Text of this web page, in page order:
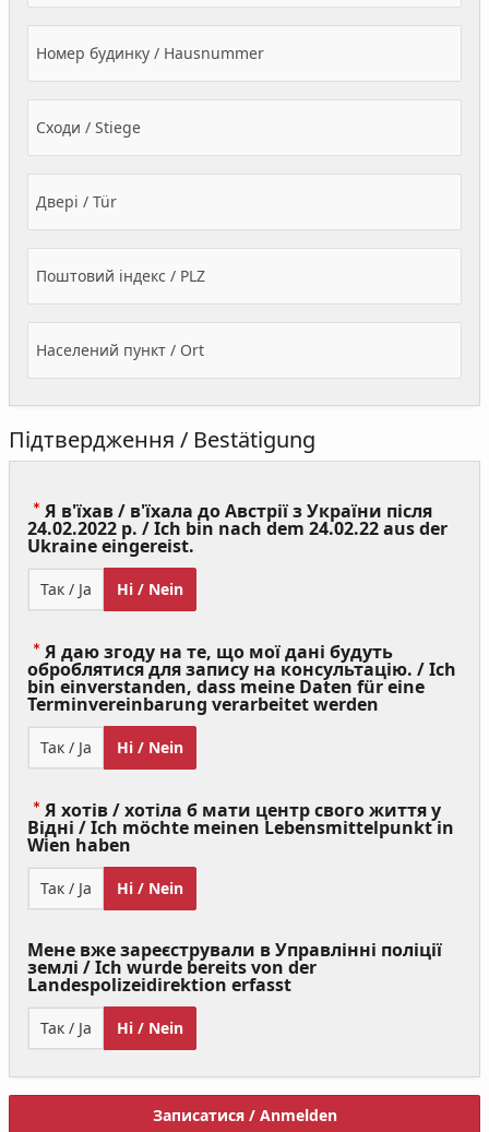
Номер будинку / Hausnummer
Сходи / Stiege
Двері / Tür
Поштовий індекс / PLZ
Населений пункт / Ort
Підтвердження / Bestätigung
Я в'їхав / в'їхала до Австрії з України після
24.02.2022 р. / Ich bin nach dem 24.02.22 aus der
Ukraine eingereist.
Required)
Так / Ja Ні / Nein
Я даю згоду на те, що мої дані будуть
оброблятися для запису на консультацію. / Ich
bin einverstanden, dass meine Daten für eine
Terminvereinbarung verarbeitet werden
Так / Ja Ні / Nein
Я хотів / хотіла б мати центр свого життя у
Відні / Ich möchte meinen Lebensmittelpunkt in
Wien haben
Required)
Так / Ja Ні / Nein
Мене вже зареєстрували в Управлінні поліції
землі / Ich wurde bereits von der
Landespolizeidirektion erfasst
Так / Ja Ні / Nein
Записатися / Anmelden